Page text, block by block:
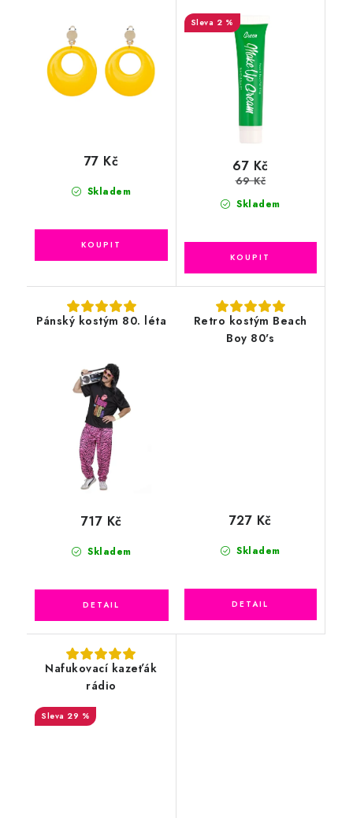
Skladem
77 Kč
2 %
Skladem
67 Kč
69 Kč
Pánský kostým 80. léta
Skladem
717 Kč
Retro kostým Beach
Boy 80's
Skladem
727 Kč
Nafukovací kazeťák
rádio
29 %